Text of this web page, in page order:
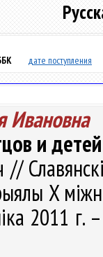
дате поступления
Ивановна
и
X
2011 г.